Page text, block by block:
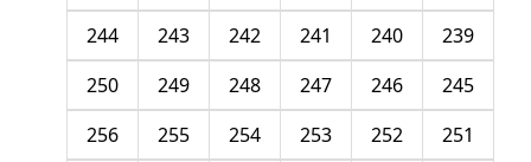
239
240
241
242
243
244
245
246
247
248
249
250
251
252
253
254
255
256